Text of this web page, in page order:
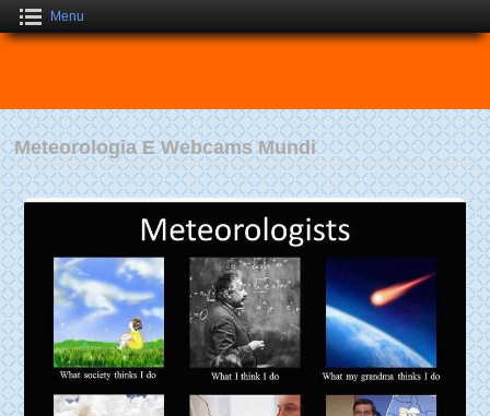
Menu
Meteorologia E Webcams Mundi